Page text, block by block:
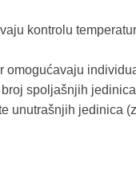
kontrolu
omogućavaju
spoljašnjih
unutrašnjih jedinica